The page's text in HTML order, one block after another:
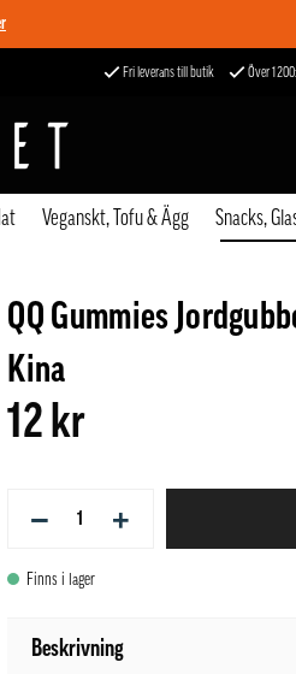
Fri leverans till butik Över
Veganskt, Tofu & Ägg Snacks,
QQ Gummies
Kina
12 kr
− +
Finns i lager
Beskrivning